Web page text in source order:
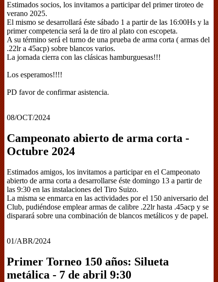
Estimados socios, los invitamos a participar del primer tiroteo de
verano 2025.
El mismo se desarrollará éste sábado 1 a partir de las 16:00Hs y la
primer competencia será la de tiro al plato con escopeta.
A su término será el turno de una prueba de arma corta ( armas del
.22lr a 45acp) sobre blancos varios.
La jornada cierra con las clásicas hamburguesas!!!
Los esperamos!!!!
PD favor de confirmar asistencia.
08/OCT/2024
Campeonato abierto de arma corta -
Octubre 2024
Estimados amigos, los invitamos a participar en el Campeonato
abierto de arma corta a desarrollarse éste domingo 13 a partir de
las 9:30 en las instalaciones del Tiro Suizo.
La misma se enmarca en las actividades por el 150 aniversario del
Club, pudiéndose emplear armas de calibre .22lr hasta .45acp y se
disparará sobre una combinación de blancos metálicos y de papel.
01/ABR/2024
Primer Torneo 150 años: Silueta
metálica - 7 de abril 9:30